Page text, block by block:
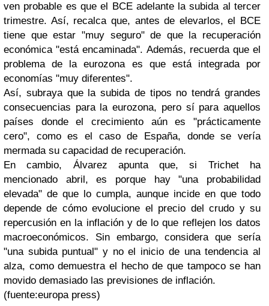
ven probable es que el BCE adelante la subida al tercer
trimestre. Así, recalca que, antes de elevarlos, el BCE
tiene que estar "muy seguro" de que la recuperación
económica "está encaminada". Además, recuerda que el
problema de la eurozona es que está integrada por
economías "muy diferentes".
Así, subraya que la subida de tipos no tendrá grandes
consecuencias para la eurozona, pero sí para aquellos
países donde el crecimiento aún es "prácticamente
cero", como es el caso de España, donde se vería
mermada su capacidad de recuperación.
En cambio, Álvarez apunta que, si Trichet ha
mencionado abril, es porque hay "una probabilidad
elevada" de que lo cumpla, aunque incide en que todo
depende de cómo evolucione el precio del crudo y su
repercusión en la inflación y de lo que reflejen los datos
macroeconómicos. Sin embargo, considera que sería
"una subida puntual" y no el inicio de una tendencia al
alza, como demuestra el hecho de que tampoco se han
movido demasiado las previsiones de inflación.
(fuente:europa press)